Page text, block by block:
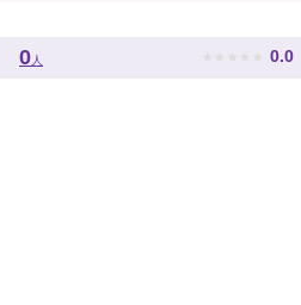
0 人 ★ ★ ★ ★ ★ 0.0